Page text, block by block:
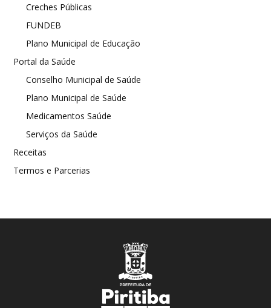
Creches Públicas
FUNDEB
Plano Municipal de Educação
Portal da Saúde
Conselho Municipal de Saúde
Plano Municipal de Saúde
Medicamentos Saúde
Serviços da Saúde
Receitas
Termos e Parcerias